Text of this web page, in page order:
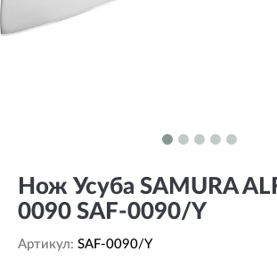
Нож Усуба SAMURA
0090 SAF-0090/Y
Артикул: SAF-0090/Y